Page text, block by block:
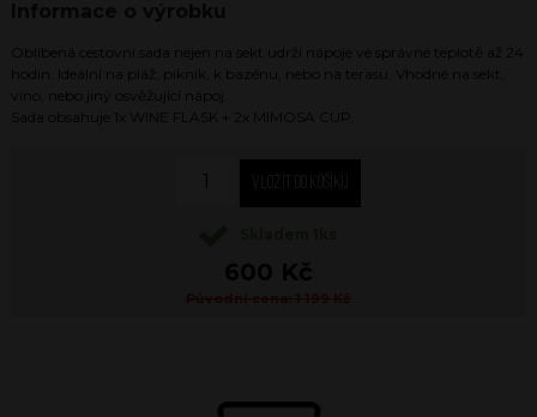
Oblíbená cestovní sada nejen na sekt udrží nápoje ve správné teplotě až 24
hodin. Ideální na pláž, piknik, k bazénu, nebo na terasu. Vhodné na sekt,
víno, nebo jiný osvěžující nápoj.
Sada obsahuje 1x WINE FLASK + 2x MIMOSA CUP.